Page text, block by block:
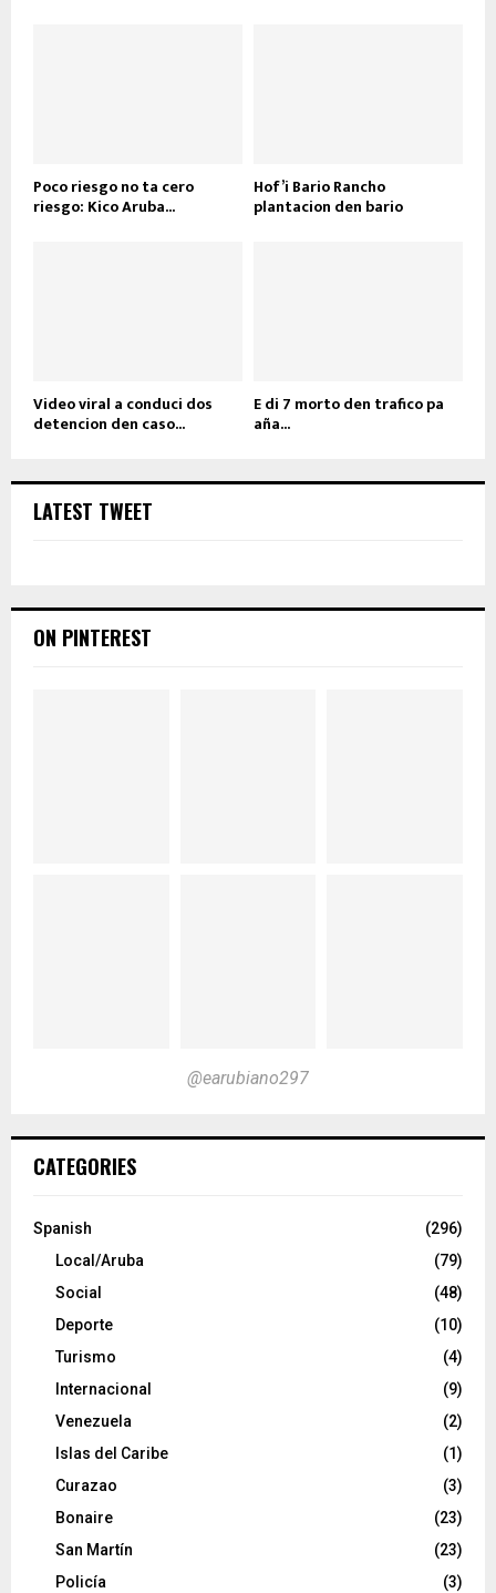
Poco riesgo no ta cero
riesgo: Kico Aruba...
Hof’i Bario Rancho
plantacion den bario
Video viral a conduci dos
detencion den caso...
E di 7 morto den trafico pa
aña...
LATEST TWEET
ON PINTEREST
@earubiano297
CATEGORIES
Spanish
(296)
Local/Aruba
(79)
Social
(48)
Deporte
(10)
Turismo
(4)
Internacional
(9)
Venezuela
(2)
Islas del Caribe
(1)
Curazao
(3)
Bonaire
(23)
San Martín
(23)
Policía
(3)